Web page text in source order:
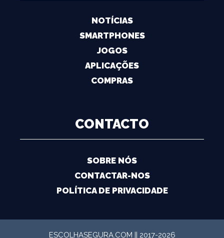
NOTÍCIAS
SMARTPHONES
JOGOS
APLICAÇÕES
COMPRAS
CONTACTO
SOBRE NÓS
CONTACTAR-NOS
POLÍTICA DE PRIVACIDADE
ESCOLHASEGURA.COM || 2017-2026